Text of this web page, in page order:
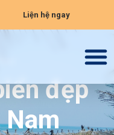
Liện hệ ngay
đẹp